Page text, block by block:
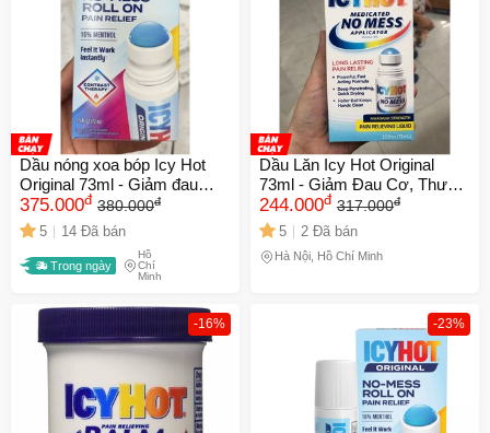
Dầu nóng xoa bóp Icy Hot
Original 73ml - Giảm đau
hiệu quả cho cơ và khớp,
sản phẩm nhập khẩu từ Mỹ,
tiện lợi và dễ sử dụng
375.000đ 380.000đ
5 14 Đã bán
Trong ngày
Hồ
Chí
Minh
Dầu Lăn Icy Hot Original
73ml - Giảm Đau Cơ, Thư
Giãn Nhanh Chóng, Sản
Phẩm Mỹ Phẩm Chất Lượng
Cao
244.000đ 317.000đ
5 2 Đã bán
Hà Nội, Hồ Chí Minh
-16% -23%